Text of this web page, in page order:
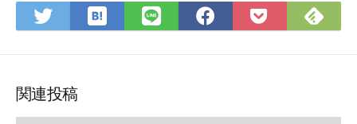
Twitter
で
ア
は
て
ク
LINE
で
Facebook
で
Pocket
に
で
関連投稿